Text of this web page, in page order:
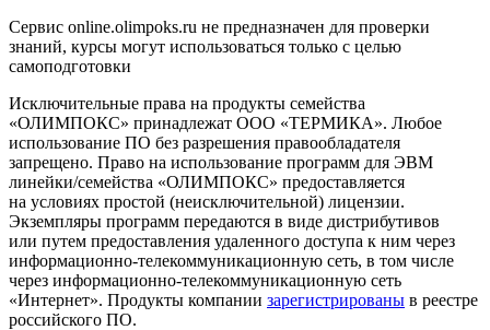
Сервис online.olimpoks.ru не предназначен для проверки
знаний, курсы могут использоваться только с целью
самоподготовки
Исключительные права на продукты семейства
«ОЛИМПОКС» принадлежат ООО «ТЕРМИКА». Любое
использование ПО без разрешения правообладателя
запрещено. Право на использование программ для ЭВМ
линейки/семейства «ОЛИМПОКС» предоставляется
на условиях простой (неисключительной) лицензии.
Экземпляры программ передаются в виде дистрибутивов
или путем предоставления удаленного доступа к ним через
информационно-телекоммуникационную сеть, в том числе
через информационно-телекоммуникационную сеть
«Интернет». Продукты компании зарегистрированы в реестре
российского ПО.